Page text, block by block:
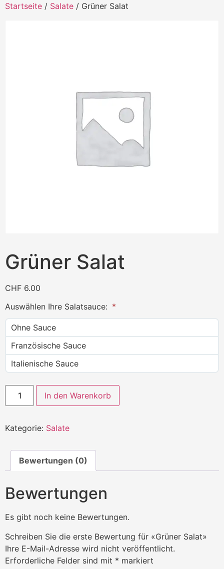
Startseite / Salate / Grüner Salat
Grüner Salat
CHF 6.00
Auswählen Ihre Salatsauce:
Ohne Sauce
Französische Sauce
Italienische Sauce
In den Warenkorb
Kategorie: Salate
Bewertungen (0)
Bewertungen
Es gibt noch keine Bewertungen.
Schreiben Sie die erste Bewertung für «Grüner Salat»
Ihre E-Mail-Adresse wird nicht veröffentlicht.
Erforderliche Felder sind mit * markiert